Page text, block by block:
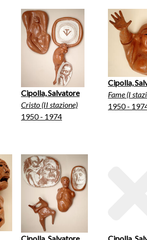
Cipolla, Salvatore
Cristo (II stazione)
1950 - 1974
Cipolla,
Fame (I
1950 -
Cipolla, Salvatore
Cipolla,